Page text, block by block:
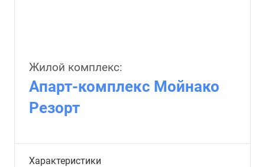
Жилой комплекс:
Апарт-комплекс Мойнако
Резорт
Характеристики